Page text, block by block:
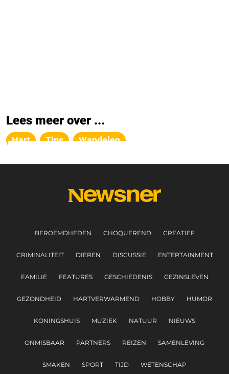
Lees meer over ...
Hart Tips Wandelen
BEROEMDHEDEN CHOQUEREND CREATIEF
CRIMINALITEIT DIEREN DISCUSSIE ENTERTAINMENT
FAMILIE FEATURES GESCHIEDENIS GEZINSLEVEN
GEZONDHEID HARTVERWARMEND HOBBY HUMOR
KONINGSHUIS MUZIEK NATUUR NIEUWS
ONMISBAAR PARTNERS REIZEN SAMENLEVING
SMAKEN SPORT TIJD WETENSCHAP